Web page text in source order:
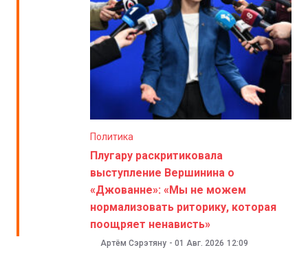
Политика
Плугару раскритиковала
выступление Вершинина о
«Джованне»: «Мы не можем
нормализовать риторику, которая
поощряет ненависть»
Артём Сэрэтяну - 01 Авг. 2026 12:09